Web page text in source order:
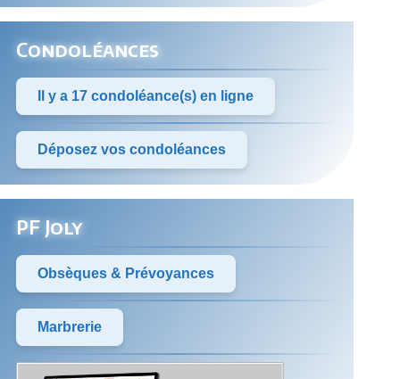
Condoléances
Il y a 17 condoléance(s) en ligne
Déposez vos condoléances
PF Joly
Obsèques & Prévoyances
Marbrerie